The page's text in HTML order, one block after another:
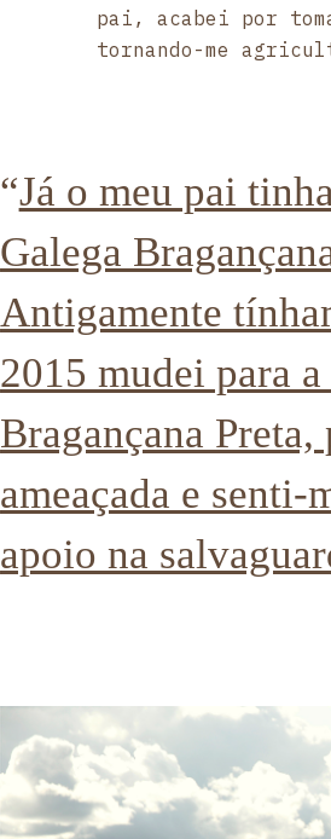
pai, acabei por
tornando-me
“Já o meu pai
Galega
Antigamente
2015 mudei para
Bragançana
ameaçada e
apoio na